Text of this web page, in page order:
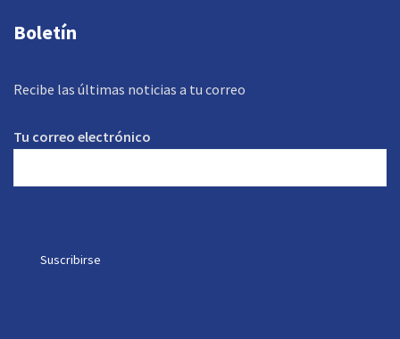
Boletín
Recibe las últimas noticias a tu correo
Tu correo electrónico